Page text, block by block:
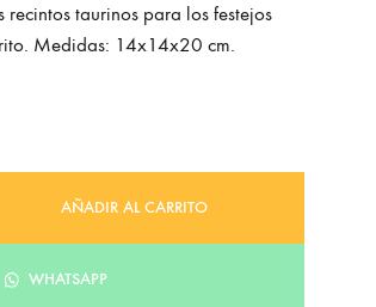
recintos taurinos para los festejos
Medidas: 14x14x20 cm.
AÑADIR AL CARRITO
WHATSAPP